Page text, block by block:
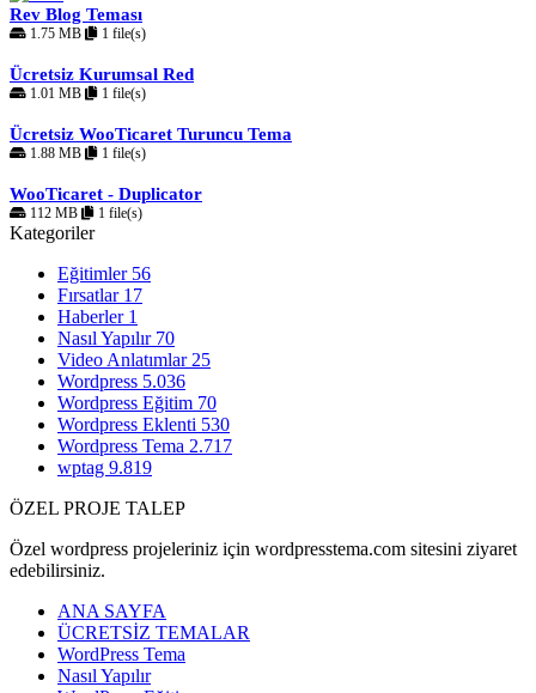
Rev Blog Teması
1.75 MB 1 file(s)
Ücretsiz Kurumsal Red
1.01 MB 1 file(s)
Ücretsiz WooTicaret Turuncu Tema
1.88 MB 1 file(s)
WooTicaret - Duplicator
112 MB 1 file(s)
Kategoriler
Eğitimler 56
Fırsatlar 17
Haberler 1
Nasıl Yapılır 70
Video Anlatımlar 25
Wordpress 5.036
Wordpress Eğitim 70
Wordpress Eklenti 530
Wordpress Tema 2.717
wptag 9.819
ÖZEL PROJE TALEP
Özel wordpress projeleriniz için wordpresstema.com sitesini ziyaret
edebilirsiniz.
ANA SAYFA
ÜCRETSİZ TEMALAR
WordPress Tema
Nasıl Yapılır